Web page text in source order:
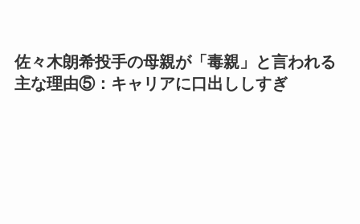
佐々木朗希投手の母親が「毒親」と言われる
主な理由⑤：キャリアに口出ししすぎ